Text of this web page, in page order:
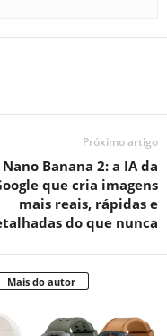
Próximo artigo
Nano Banana 2: a IA da
que cria imagens
mais reais, rápidas e
do que nunca
Mais do autor